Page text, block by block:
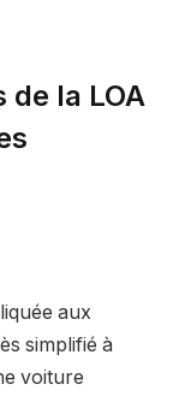
la LOA
aux
simplifié à
voiture